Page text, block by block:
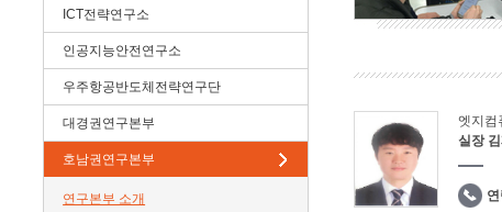
ICT전략연구소
인공지능안전연구소
우주항공반도체전략연구단
대경권연구본부
호남권연구본부
연구본부 소개
엣지컴
실장